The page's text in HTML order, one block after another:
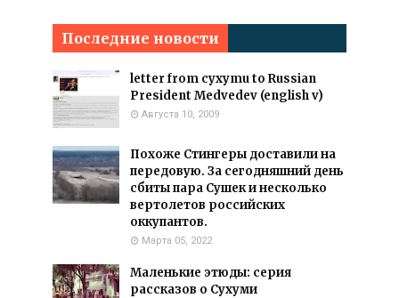
Последние новости
letter from cyxymu to Russian
President Medvedev (english v)
Августа 10, 2009
Похоже Стингеры доставили на
передовую. За сегодняшний день
сбиты пара Сушек и несколько
вертолетов российских
оккупантов.
Марта 05, 2022
Маленькие этюды: серия
рассказов о Сухуми